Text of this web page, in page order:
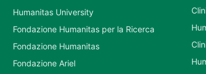
Humanitas University
Fondazione Humanitas per la Ricerca
Fondazione Humanitas
Fondazione Ariel